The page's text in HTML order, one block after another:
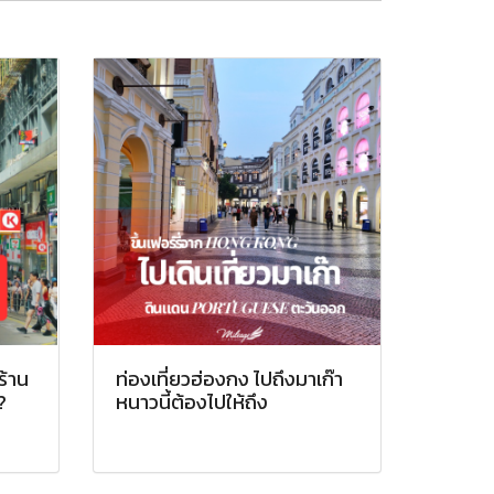
าน ท่องเที่ยวฮ่องกง ไปถึงมาเก๊า
หนาวนี้ต้องไปให้ถึง